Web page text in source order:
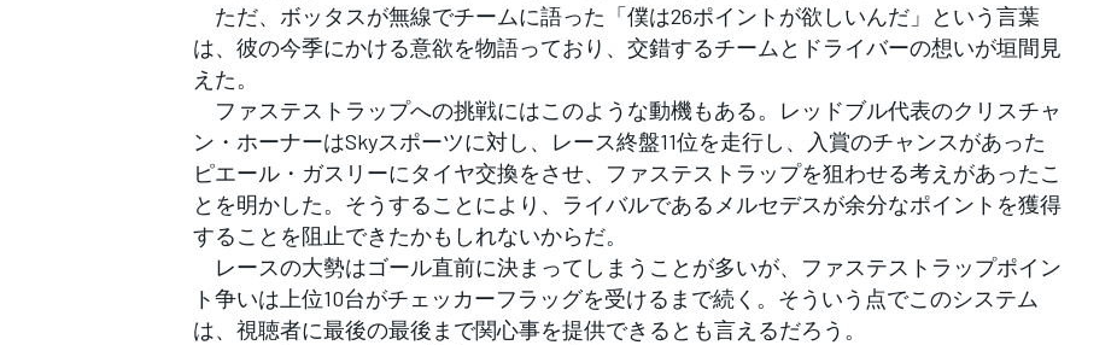
ただ、ボッタスが無線でチームに語った「僕は26ポイントが欲しいんだ」という言葉
は、彼の今季にかける意欲を物語っており、交錯するチームとドライバーの想いが垣間見
えた。
ファステストラップへの挑戦にはこのような動機もある。レッドブル代表のクリスチャ
ン・ホーナーはSkyスポーツに対し、レース終盤11位を走行し、入賞のチャンスがあった
ピエール・ガスリーにタイヤ交換をさせ、ファステストラップを狙わせる考えがあったこ
とを明かした。そうすることにより、ライバルであるメルセデスが余分なポイントを獲得
することを阻止できたかもしれないからだ。
レースの大勢はゴール直前に決まってしまうことが多いが、ファステストラップポイン
ト争いは上位10台がチェッカーフラッグを受けるまで続く。そういう点でこのシステム
は、視聴者に最後の最後まで関心事を提供できるとも言えるだろう。